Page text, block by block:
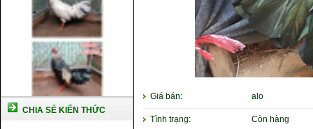
CHIA SẺ KIẾN THỨC
Giá bán: alo
Tình trạng: Còn hàng